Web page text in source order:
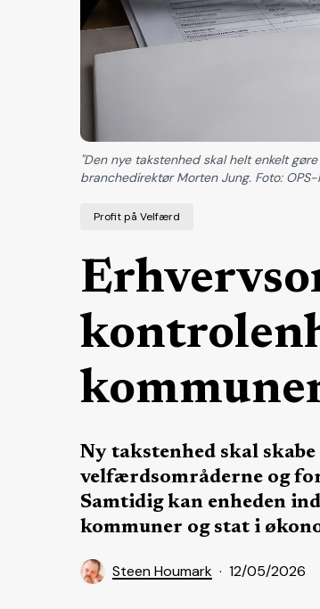
Profit på Velfærd
Ny takstenhed skal
velfærdsområderne og
Samtidig kan enheden
kommuner og stat i
Steen Houmark 12/05/2026
"Den nye takstenhed skal helt enkelt
branchedirektør Morten Jung. Foto: